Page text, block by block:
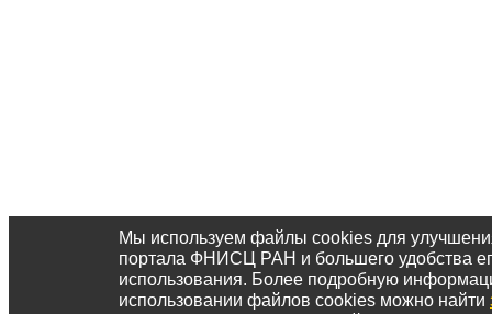
Мы используем файлы cookies для
портала ФНИСЦ РАН и большего удобства
использования. Более подробную
использовании файлов cookies можно найти